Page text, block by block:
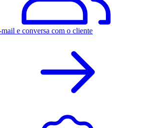
e conversa com o cliente